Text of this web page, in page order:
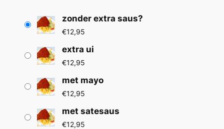
zonder extra saus?
€12,95
extra ui
€12,95
met mayo
€12,95
met satesaus
€12,95